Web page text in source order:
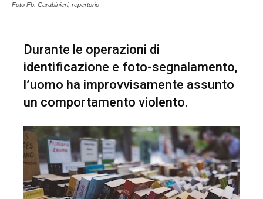
Foto Fb: Carabinieri, repertorio
Durante le operazioni di
identificazione e foto-segnalamento,
l’uomo ha improvvisamente assunto
un comportamento violento.